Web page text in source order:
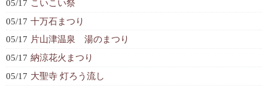
05/17 こいこい祭
05/17 十万石まつり
05/17 片山津温泉 湯のまつり
05/17 納涼花火まつり
05/17 大聖寺 灯ろう流し